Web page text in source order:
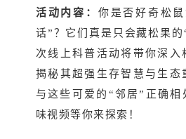
活动内容： 你是否好奇松
话”？它们真是只会藏松果
次线上科普活动将带你深入
揭秘其超强生存智慧与生态
与这些可爱的“邻居”正确相
味视频等你来探索！